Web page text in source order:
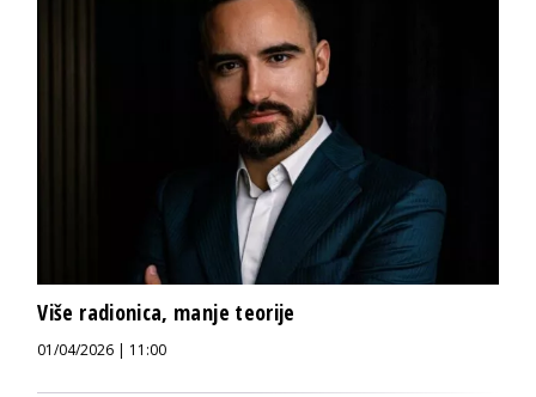
Više radionica, manje teorije
01/04/2026 | 11:00